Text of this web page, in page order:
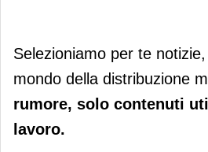
Selezioniamo per te
mondo della distribuzione
rumore, solo contenuti
lavoro.